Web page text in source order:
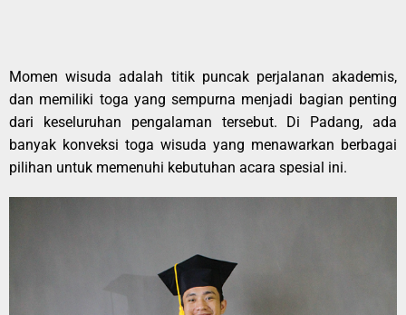
Momen wisuda adalah titik puncak perjalanan akademis,
dan memiliki toga yang sempurna menjadi bagian penting
dari keseluruhan pengalaman tersebut. Di Padang, ada
banyak konveksi toga wisuda yang menawarkan berbagai
pilihan untuk memenuhi kebutuhan acara spesial ini.